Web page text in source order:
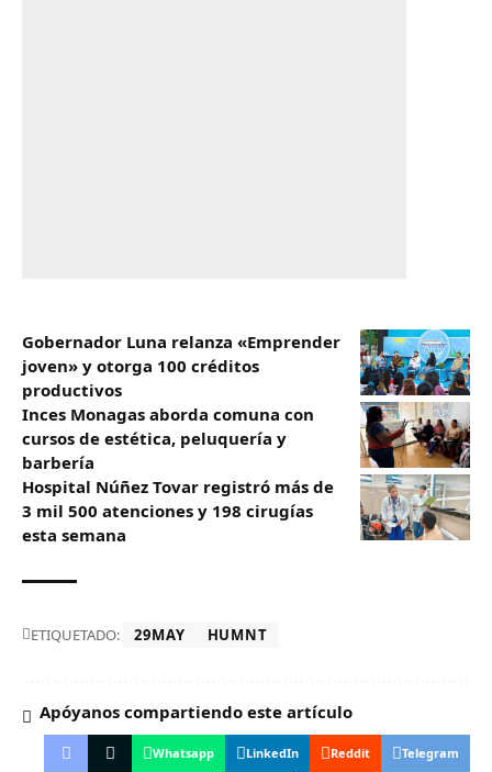
Gobernador Luna relanza «Emprender
joven» y otorga 100 créditos
productivos
Inces Monagas aborda comuna con
cursos de estética, peluquería y
barbería
Hospital Núñez Tovar registró más de
3 mil 500 atenciones y 198 cirugías
esta semana
ETIQUETADO: 29MAY HUMNT
Apóyanos compartiendo este artículo
Whatsapp LinkedIn Reddit Telegram